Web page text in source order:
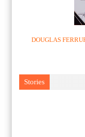
DOUGLAS
Stories